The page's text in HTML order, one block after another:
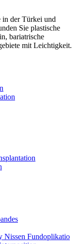
der Türkei und
Sie plastische
bariatrische
mit Leichtigkeit.
Nissen Fundoplikatio